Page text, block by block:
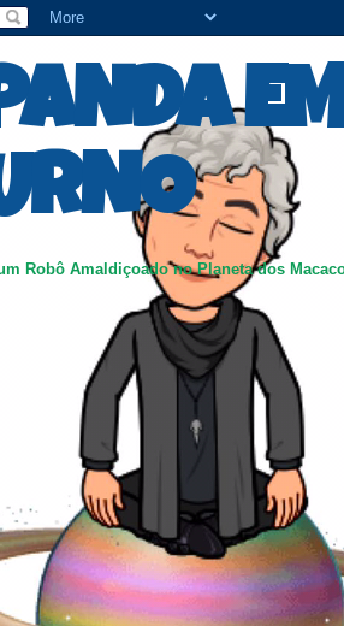
Robô Amaldiçoado no Planeta dos